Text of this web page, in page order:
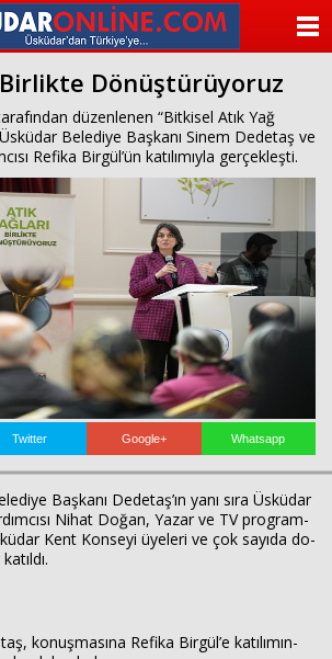
Birlikte Dönüştürüyoruz
düzenlenen “Bitkisel Atık Yağ
Üsküdar Belediye Başkanı Sinem Dedetaş ve
Refika Birgül’ün katılımıyla gerçekleşti.
Twitter Google+ Whatsapp
Baş­ka­nı De­de­taş’ın yanı sıra Üs­kü­dar
Nihat Doğan, Yazar ve TV prog­ram­
Kent Kon­se­yi üye­le­ri ve çok sa­yı­da do­
ko­nuş­ma­sı­na Re­fi­ka Bir­gül’e ka­tı­lı­mın­
ANASAYFA
KATEGORİLER
YAZARLAR
ANKETLER
FOTO GALERİ
VİDEO GALERİ
KÜNYE
İLETİŞİM
Haberin Doğru Adresi.